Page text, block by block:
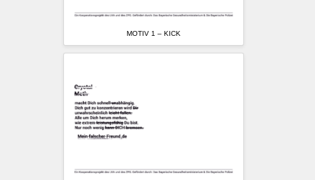
MOTIV 1 – KICK